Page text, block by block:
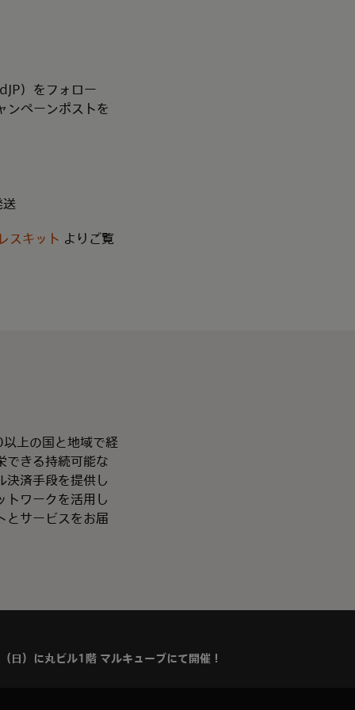
）をフォロー
ペーンポストを
スキット よりご覧
上の国と地域で経
できる持続可能な
決済手段を提供し
トワークを活用し
とサービスをお届
）に丸ビル1階 マルキューブにて開催！